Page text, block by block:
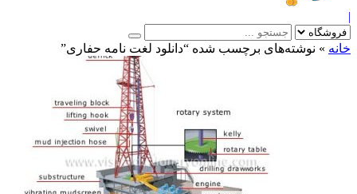
»نوشته‌های برچسب شده “دانلود لغت نامه حفاری”